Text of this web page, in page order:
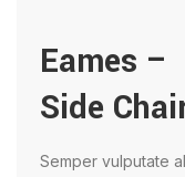
Eames –
Side
Semper vulputate